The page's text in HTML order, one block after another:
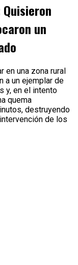
un
en una zona rural
a un ejemplar de
y, en el intento
quema
destruyendo
de los